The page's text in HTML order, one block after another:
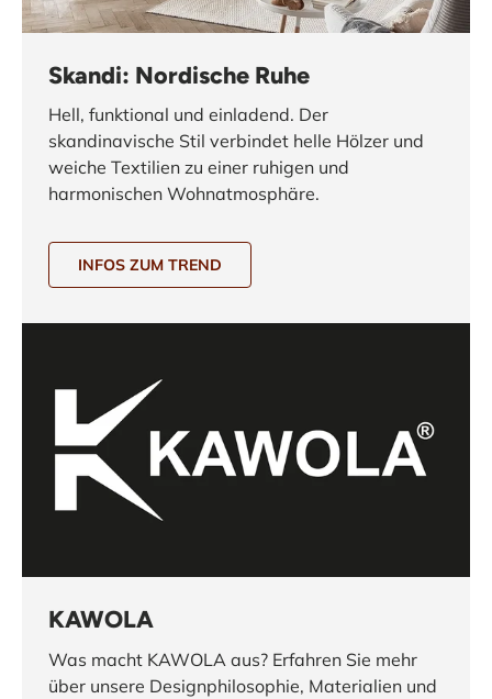
Skandi: Nordische Ruhe
Hell, funktional und einladend. Der
skandinavische Stil verbindet helle Hölzer und
weiche Textilien zu einer ruhigen und
harmonischen Wohnatmosphäre.
INFOS ZUM TREND
KAWOLA
Was macht KAWOLA aus? Erfahren Sie mehr
über unsere Designphilosophie, Materialien und